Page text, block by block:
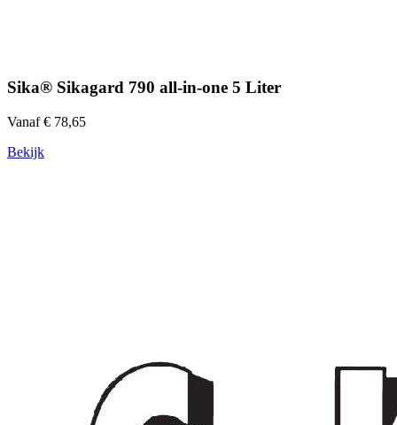
Sika® Sikagard 790 all-in-one 5 Liter
Vanaf € 78,65
Bekijk